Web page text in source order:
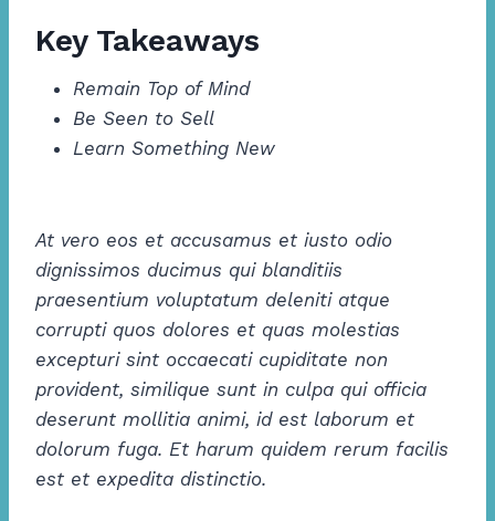
Key Takeaways
Remain Top of Mind
Be Seen to Sell
Learn Something New
At vero eos et accusamus et iusto odio
dignissimos ducimus qui blanditiis
praesentium voluptatum deleniti atque
corrupti quos dolores et quas molestias
excepturi sint occaecati cupiditate non
provident, similique sunt in culpa qui officia
deserunt mollitia animi, id est laborum et
dolorum fuga. Et harum quidem rerum facilis
est et expedita distinctio.